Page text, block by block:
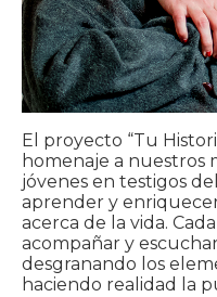
El proyecto “Tu
homenaje a nuestros
jóvenes en testigos
aprender y
acerca de la vida.
acompañar y
desgranando los
haciendo realidad la